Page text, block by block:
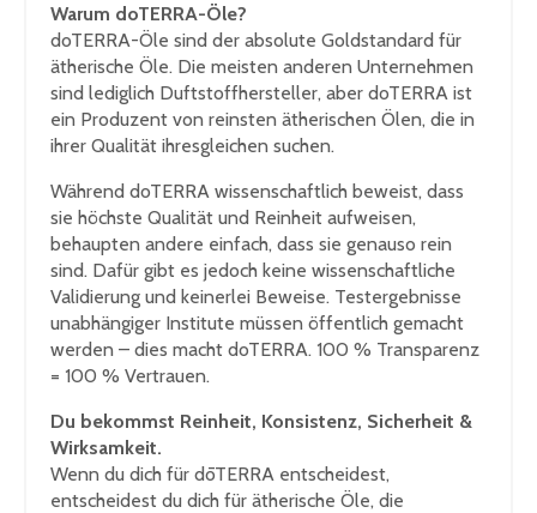
Warum doTERRA-Öle?
doTERRA-Öle sind der absolute Goldstandard für
ätherische Öle. Die meisten anderen Unternehmen
sind lediglich Duftstoffhersteller, aber doTERRA ist
ein Produzent von reinsten ätherischen Ölen, die in
ihrer Qualität ihresgleichen suchen.
Während doTERRA wissenschaftlich beweist, dass
sie höchste Qualität und Reinheit aufweisen,
behaupten andere einfach, dass sie genauso rein
sind. Dafür gibt es jedoch keine wissenschaftliche
Validierung und keinerlei Beweise. Testergebnisse
unabhängiger Institute müssen öffentlich gemacht
werden – dies macht doTERRA. 100 % Transparenz
= 100 % Vertrauen.
Du bekommst Reinheit, Konsistenz, Sicherheit &
Wirksamkeit.
Wenn du dich für dōTERRA entscheidest,
entscheidest du dich für ätherische Öle, die